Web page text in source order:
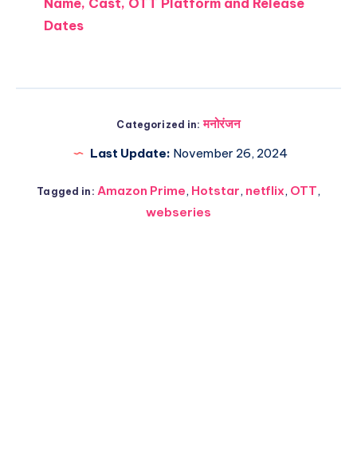
Dates
Categorized in: मनोरंजन
Last Update: November 26, 2024
Tagged in: Amazon Prime, Hotstar, netflix, OTT,
webseries